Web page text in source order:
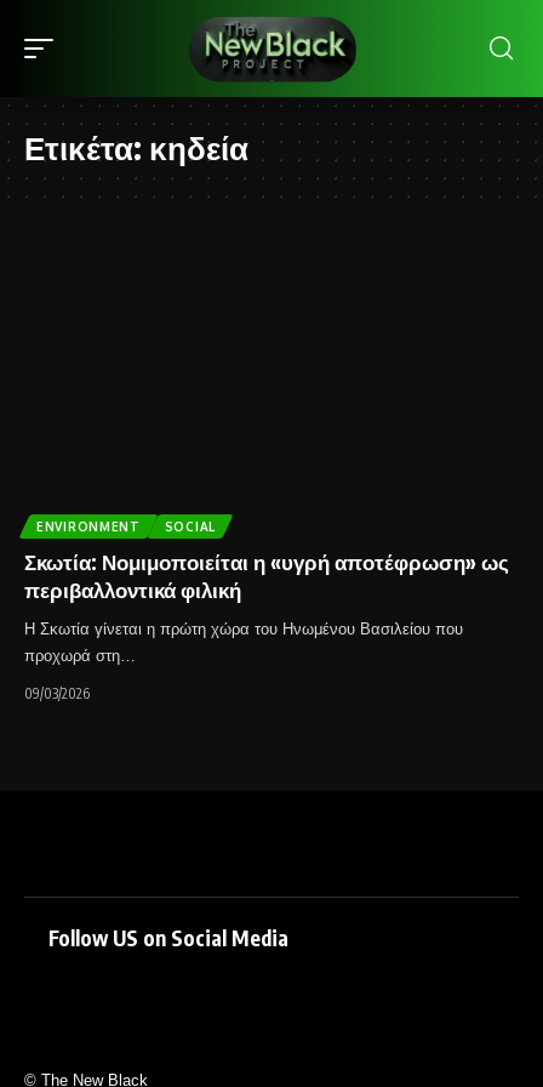
Ετικέτα: κηδεία
ENVIRONMENT SOCIAL
Σκωτία: Νομιμοποιείται η «υγρή αποτέφρωση» ως
περιβαλλοντικά φιλική
Η Σκωτία γίνεται η πρώτη χώρα του Ηνωμένου Βασιλείου που
προχωρά στη…
09/03/2026
Follow US on Social Media
© The New Black